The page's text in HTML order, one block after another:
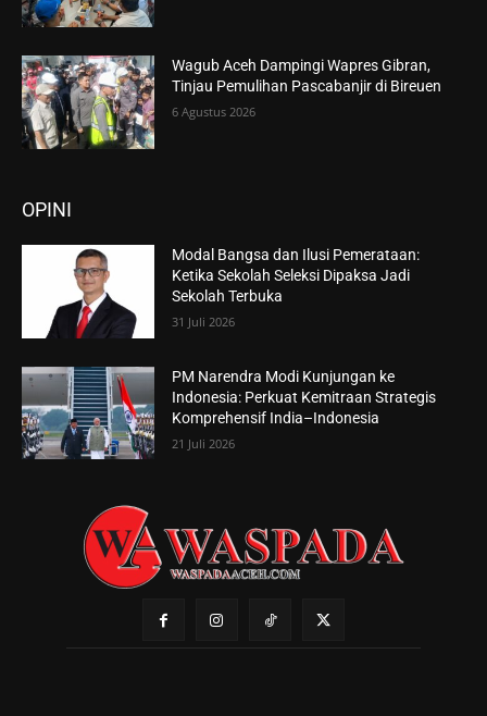
Wagub Aceh Dampingi Wapres Gibran,
Tinjau Pemulihan Pascabanjir di Bireuen
6 Agustus 2026
OPINI
Modal Bangsa dan Ilusi Pemerataan:
Ketika Sekolah Seleksi Dipaksa Jadi
Sekolah Terbuka
31 Juli 2026
PM Narendra Modi Kunjungan ke
Indonesia: Perkuat Kemitraan Strategis
Komprehensif India–Indonesia
21 Juli 2026